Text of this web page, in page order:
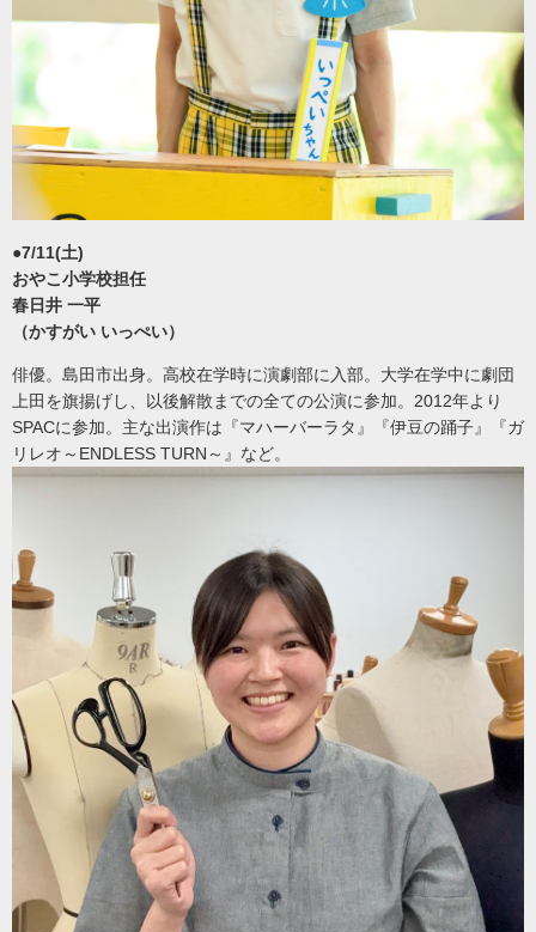
●7/11(土)
おやこ小学校担任
春日井 一平
（かすがい いっぺい）
俳優。島田市出身。高校在学時に演劇部に入部。大学在学中に劇団
上田を旗揚げし、以後解散までの全ての公演に参加。2012年より
SPACに参加。主な出演作は『マハーバーラタ』『伊豆の踊子』『ガ
リレオ～ENDLESS TURN～』など。